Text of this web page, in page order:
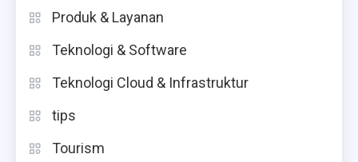
Produk & Layanan
Teknologi & Software
Teknologi Cloud & Infrastruktur
tips
Tourism